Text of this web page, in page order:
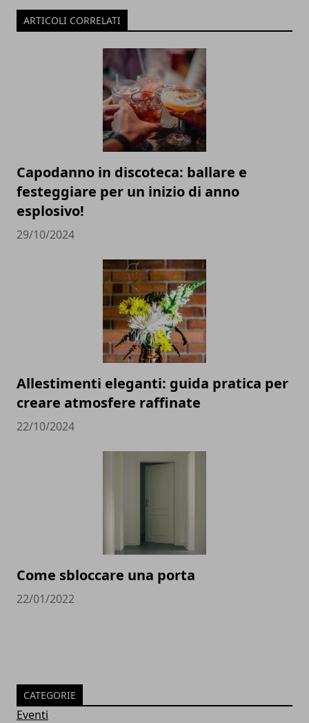
ARTICOLI CORRELATI
Capodanno in discoteca: ballare e
festeggiare per un inizio di anno
esplosivo!
29/10/2024
Allestimenti eleganti: guida pratica per
creare atmosfere raffinate
22/10/2024
Come sbloccare una porta
22/01/2022
CATEGORIE
Eventi